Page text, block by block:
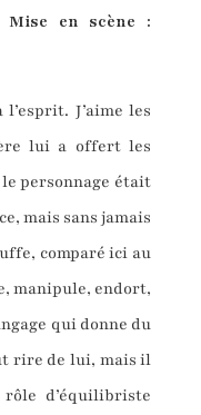
en scène :
J’aime les
lui a offert les
personnage était
mais sans jamais
comparé ici au
manipule, endort,
qui donne du
rire de lui, mais il
d’équilibriste